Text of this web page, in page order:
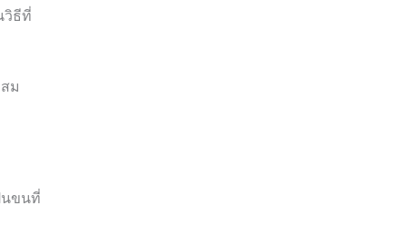
วิธีที่
ม
นขนที่